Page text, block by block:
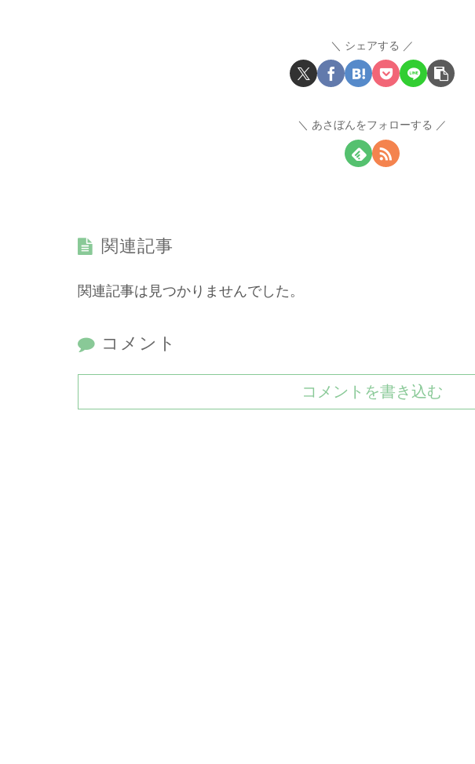
シェアする
あさぼんをフォローする
関連記事
関連記事は見つかりませんでした。
コメント
コメントを書き込む